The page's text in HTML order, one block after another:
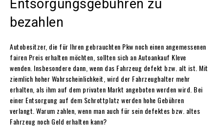
Entsorgungsgebühren zu
bezahlen
Autobesitzer, die für Ihren gebrauchten Pkw noch einen angemessenen
fairen Preis erhalten möchten, sollten sich an Autoankauf Kleve
wenden. Insbesondere dann, wenn das Fahrzeug defekt bzw. alt ist. Mit
ziemlich hoher Wahrscheinlichkeit, wird der Fahrzeughalter mehr
erhalten, als ihm auf dem privaten Markt angeboten werden wird. Bei
einer Entsorgung auf dem Schrottplatz werden hohe Gebühren
verlangt. Warum zahlen, wenn man auch für sein defektes bzw. altes
Fahrzeug noch Geld erhalten kann?